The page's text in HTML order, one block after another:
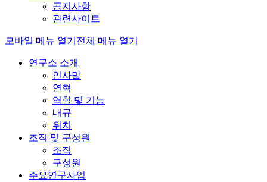
공지사항
관련사이트
모바일 메뉴 열기 전체 메뉴 열기
연구소 소개
인사말
연혁
역할 및 기능
내규
위치
조직 및 구성원
조직
구성원
주요연구사업